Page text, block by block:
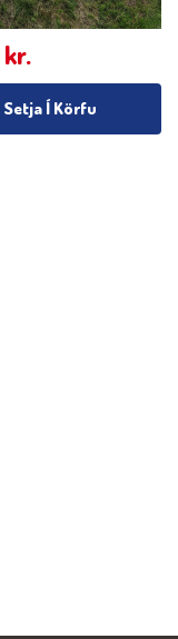
kr.
Setja Í Körfu